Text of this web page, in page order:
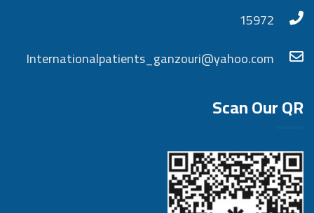
15972
Internationalpatients_ganzouri@yahoo.com
Scan Our QR